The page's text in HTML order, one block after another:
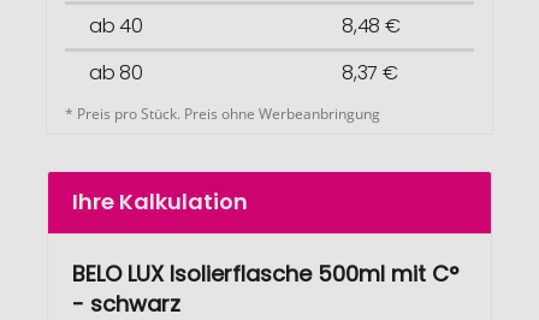
ab 40
8,48 €
ab 80
8,37 €
* Preis pro Stück. Preis ohne Werbeanbringung
Ihre Kalkulation
BELO LUX Isolierflasche 500ml mit C°
- schwarz